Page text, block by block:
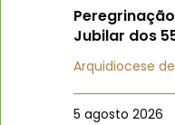
Jubilar dos
Arquidiocese
5 agosto 2026